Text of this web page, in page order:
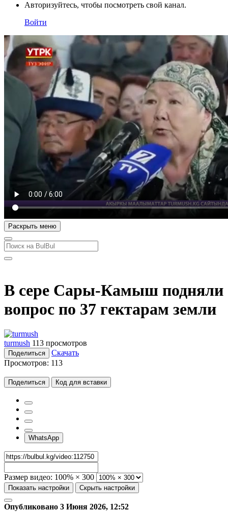
Авторизуйтесь, чтобы посмотреть свой канал.
Войти
Раскрыть меню
В сере Сары-Камыш подняли
вопрос по 37 гектарам земли
turmush 113 просмотров
Поделиться
Скачать
Просмотров: 113
Поделиться Код для вставки
WhatsApp
Размер видео: 100% × 300
Показать настройки Скрыть настройки
Опубликовано 3 Июня 2026, 12:52